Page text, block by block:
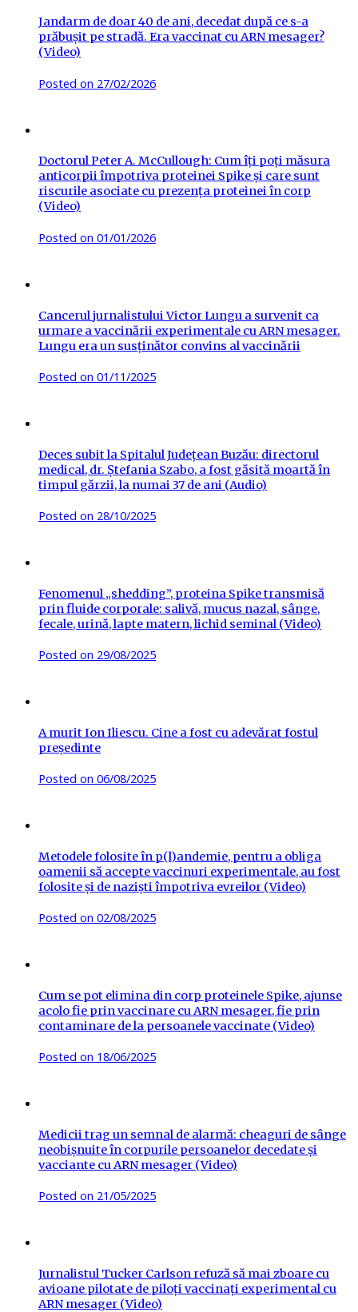
Jandarm de doar 40 de ani, decedat după ce s-a
prăbușit pe stradă. Era vaccinat cu ARN mesager?
(Video)
Posted on 27/02/2026
Doctorul Peter A. McCullough: Cum îți poți măsura
anticorpii împotriva proteinei Spike și care sunt
riscurile asociate cu prezența proteinei în corp
(Video)
Posted on 01/01/2026
Cancerul jurnalistului Victor Lungu a survenit ca
urmare a vaccinării experimentale cu ARN mesager.
Lungu era un susținător convins al vaccinării
Posted on 01/11/2025
Deces subit la Spitalul Județean Buzău: directorul
medical, dr. Ștefania Szabo, a fost găsită moartă în
timpul gărzii, la numai 37 de ani (Audio)
Posted on 28/10/2025
Fenomenul „shedding”, proteina Spike transmisă
prin fluide corporale: salivă, mucus nazal, sânge,
fecale, urină, lapte matern, lichid seminal (Video)
Posted on 29/08/2025
A murit Ion Iliescu. Cine a fost cu adevărat fostul
președinte
Posted on 06/08/2025
Metodele folosite în p(l)andemie, pentru a obliga
oamenii să accepte vaccinuri experimentale, au fost
folosite și de naziști împotriva evreilor (Video)
Posted on 02/08/2025
Cum se pot elimina din corp proteinele Spike, ajunse
acolo fie prin vaccinare cu ARN mesager, fie prin
contaminare de la persoanele vaccinate (Video)
Posted on 18/06/2025
Medicii trag un semnal de alarmă: cheaguri de sânge
neobișnuite în corpurile persoanelor decedate și
vacciante cu ARN mesager (Video)
Posted on 21/05/2025
Jurnalistul Tucker Carlson refuză să mai zboare cu
avioane pilotate de piloți vaccinați experimental cu
ARN mesager (Video)